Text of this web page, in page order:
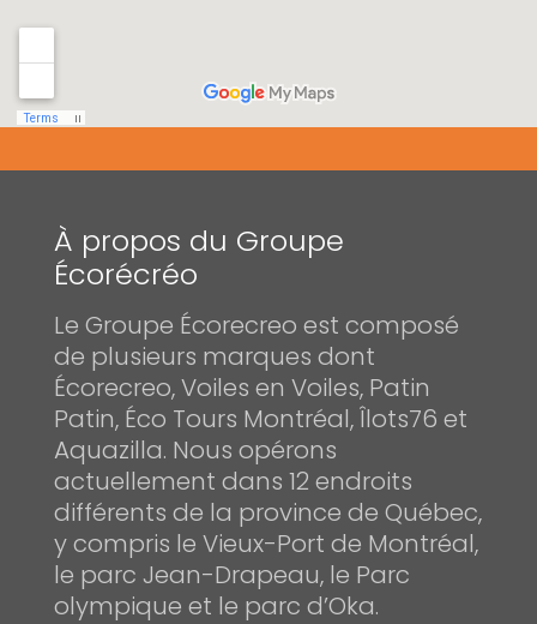
À propos du Groupe
Écorécréo
Le Groupe Écorecreo est composé
de plusieurs marques dont
Écorecreo, Voiles en Voiles, Patin
Patin, Éco Tours Montréal, Îlots76 et
Aquazilla. Nous opérons
actuellement dans 12 endroits
différents de la province de Québec,
y compris le Vieux-Port de Montréal,
le parc Jean-Drapeau, le Parc
olympique et le parc d’Oka.